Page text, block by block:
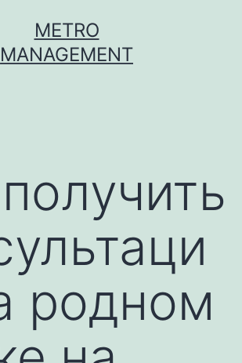
METRO
MANAGEMENT
родном